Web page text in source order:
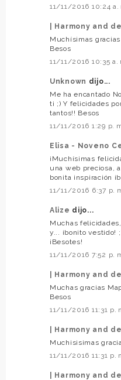
11/11/2016 10:24 a.
| Harmony and
Muchísimas
Besos
11/11/2016 10:35 a.
Unknown dijo...
Me ha encantado
ti ;) Y felicidades
tantos!! Besos
11/11/2016 1:29 p.
Elisa - Noveno
¡Muchísimas
una web preciosa,
bonita inspiración
11/11/2016 6:37 p.
Alize dijo...
Muchas
y... ¡bonito vestido!
¡Besotes!
11/11/2016 7:52 p.
| Harmony and
Muchas gracias
Besos
11/11/2016 11:31 p.
| Harmony and
Muchisisimas
11/11/2016 11:31 p.
| Harmony and